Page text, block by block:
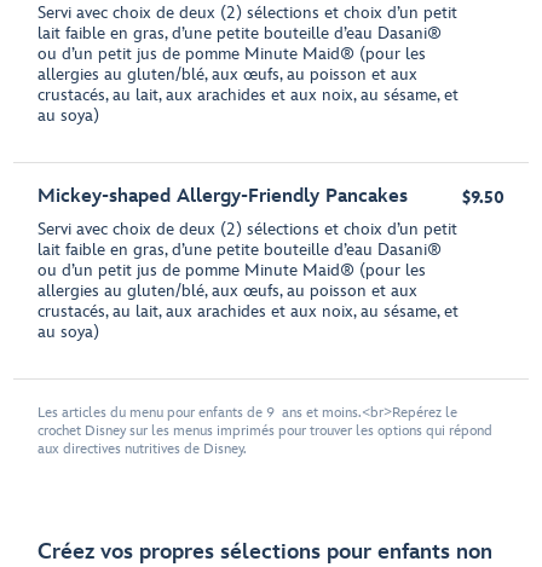
Servi avec choix de deux (2) sélections et choix d’un petit
lait faible en gras, d’une petite bouteille d’eau Dasani®
ou d’un petit jus de pomme Minute Maid® (pour les
allergies au gluten/blé, aux œufs, au poisson et aux
crustacés, au lait, aux arachides et aux noix, au sésame, et
au soya)
Mickey-shaped Allergy-Friendly Pancakes
Servi avec choix de deux (2) sélections et choix d’un petit
lait faible en gras, d’une petite bouteille d’eau Dasani®
ou d’un petit jus de pomme Minute Maid® (pour les
allergies au gluten/blé, aux œufs, au poisson et aux
crustacés, au lait, aux arachides et aux noix, au sésame, et
au soya)
$9.50
Les articles du menu pour enfants de 9 ans et moins.<br>Repérez le
crochet Disney sur les menus imprimés pour trouver les options qui répond
aux directives nutritives de Disney.
Créez vos propres sélections pour enfants non